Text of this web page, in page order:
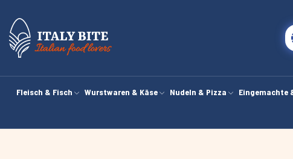
Fleisch & Fisch Wurstwaren & Käse Nudeln & Pizza Eingemachte